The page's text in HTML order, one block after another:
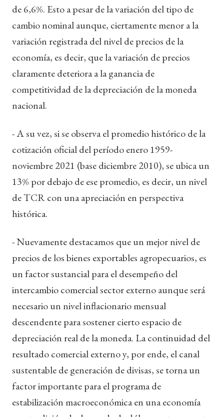
de 6,6%. Esto a pesar de la variación del tipo de
cambio nominal aunque, ciertamente menor a la
variación registrada del nivel de precios de la
economía, es decir, que la variación de precios
claramente deteriora a la ganancia de
competitividad de la depreciación de la moneda
nacional.
- A su vez, si se observa el promedio histórico de la
cotización oficial del período enero 1959-
noviembre 2021 (base diciembre 2010), se ubica un
13% por debajo de ese promedio, es decir, un nivel
de TCR con una apreciación en perspectiva
histórica.
- Nuevamente destacamos que un mejor nivel de
precios de los bienes exportables agropecuarios, es
un factor sustancial para el desempeño del
intercambio comercial sector externo aunque será
necesario un nivel inflacionario mensual
descendente para sostener cierto espacio de
depreciación real de la moneda. La continuidad del
resultado comercial externo y, por ende, el canal
sustentable de generación de divisas, se torna un
factor importante para el programa de
estabilización macroeconómica en una economía